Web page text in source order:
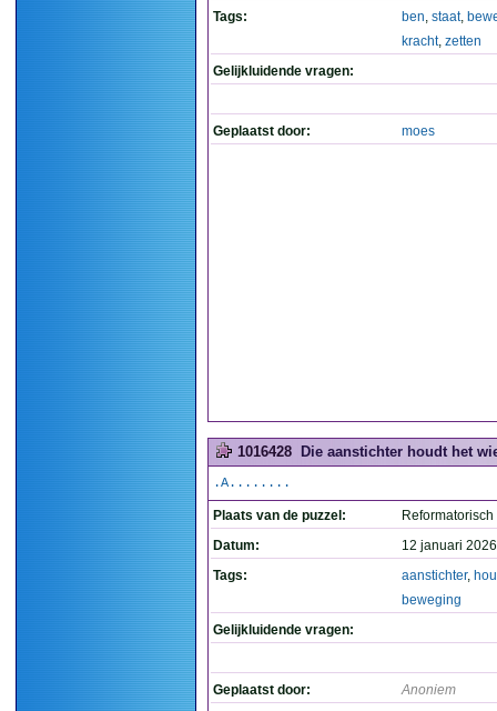
Tags:
ben, staat,
kracht, zetten
Gelijkluidende vragen:
Geplaatst door: moes
1016428 Die aanstichter houdt het
.A........
Plaats van de puzzel:
Datum:
12 januari
Tags:
aanstichter,
beweging
Gelijkluidende vragen:
Geplaatst door: Anoniem